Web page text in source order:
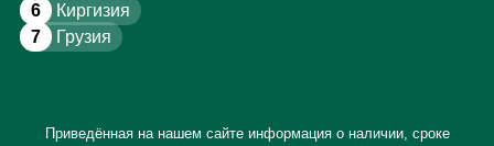
6 Киргизия
7 Грузия
Приведённая на нашем сайте информация о наличии, сроке